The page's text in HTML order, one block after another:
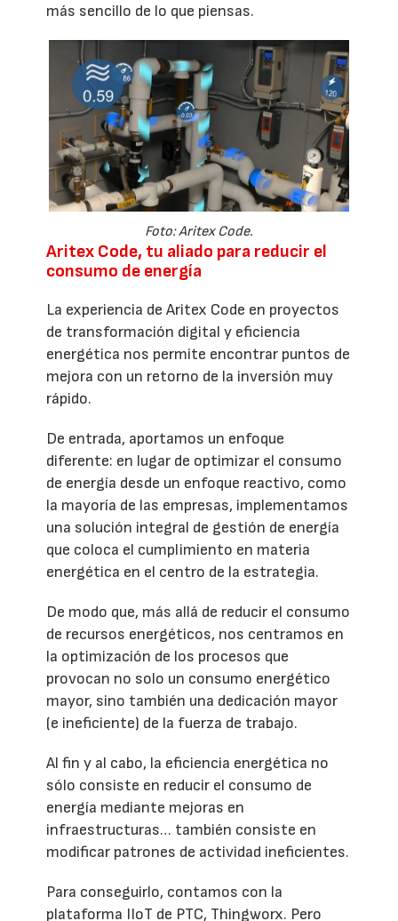
más sencillo de lo que piensas.
Foto: Aritex Code.
Aritex Code, tu aliado para reducir el
consumo de energía
La experiencia de Aritex Code en proyectos
de transformación digital y eficiencia
energética nos permite encontrar puntos de
mejora con un retorno de la inversión muy
rápido.
De entrada, aportamos un enfoque
diferente: en lugar de optimizar el consumo
de energía desde un enfoque reactivo, como
la mayoría de las empresas, implementamos
una solución integral de gestión de energía
que coloca el cumplimiento en materia
energética en el centro de la estrategia.
De modo que, más allá de reducir el consumo
de recursos energéticos, nos centramos en
la optimización de los procesos que
provocan no solo un consumo energético
mayor, sino también una dedicación mayor
(e ineficiente) de la fuerza de trabajo.
Al fin y al cabo, la eficiencia energética no
sólo consiste en reducir el consumo de
energía mediante mejoras en
infraestructuras… también consiste en
modificar patrones de actividad ineficientes.
Para conseguirlo, contamos con la
plataforma IIoT de PTC, Thingworx. Pero